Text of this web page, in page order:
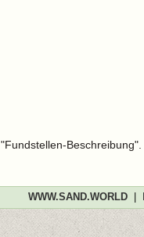
WWW.SAND.WORLD|